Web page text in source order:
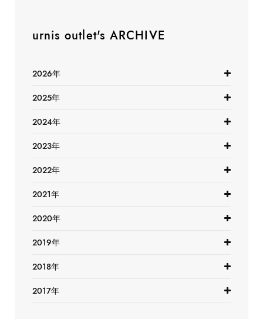
urnis outlet's ARCHIVE
2026年
2025年
2024年
2023年
2022年
2021年
2020年
2019年
2018年
2017年